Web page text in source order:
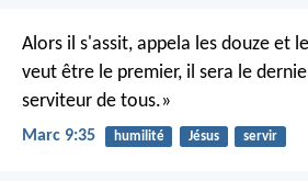
Alors il s'assit, appela les douze et
veut être le premier, il sera le
serviteur de tous.»
Marc 9:35 humilité Jésus servir